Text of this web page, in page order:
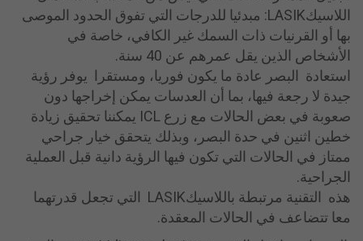
اللاسيكLASIK: مبدئيا للدرجات التي تفوق الحدود الموصى
بها أو القرنيات ذات السمك غير الكافي، خاصة في
الأشخاص الذين يقل عمرهم عن 40 سنة.
استعادة البصر عادة ما يكون فوريا، ومستقرا يوفر رؤية
جيدة لا رجعة فيها، بما أن العدسات يمكن إخراجها دون
صعوبة في بعض الحالات مع زرع ICL يمكننا تحقيق زيادة
خطين اثنين في حدة البصر، وبذلك يتحقق خيار جراحي
ممتاز في الحالات التي تكون فيها الرؤية دانية قبل العملية
الجراحية.
هذه التقنية مرتبطة باللاسيكLASIK التي تجعل قدرتهما
معا تتضاعف في الحالات المعقدة.